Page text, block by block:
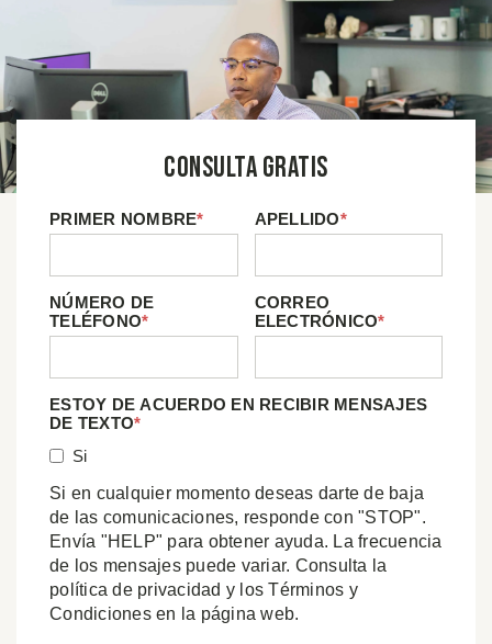
Consulta Gratis
PRIMER NOMBRE* APELLIDO*
NÚMERO DE
TELÉFONO*
CORREO
ELECTRÓNICO*
ESTOY DE ACUERDO EN RECIBIR MENSAJES
DE TEXTO*
Si
Si en cualquier momento deseas darte de baja
de las comunicaciones, responde con "STOP".
Envía "HELP" para obtener ayuda. La frecuencia
de los mensajes puede variar. Consulta la
política de privacidad y los Términos y
Condiciones en la página web.